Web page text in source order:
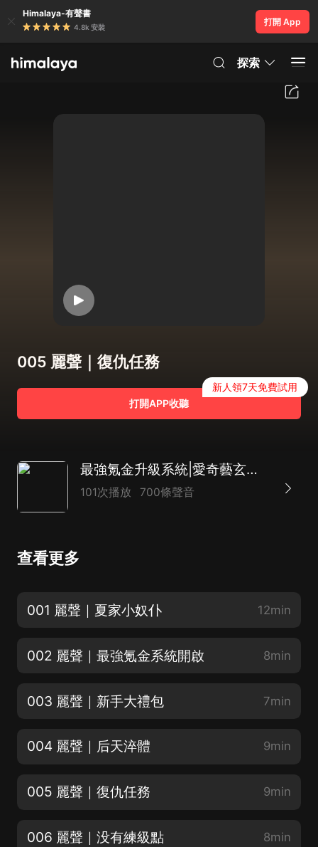
Himalaya-有聲書
4.8k 安裝
打開 App
探索
005 麗聲｜復仇任務
打開APP收聽
新人領7天免費試用
最強氪金升級系統|愛奇藝玄幻頭部|大超領銜
101次播放 700條聲音
查看更多
001 麗聲｜夏家小奴仆 12min
002 麗聲｜最強氪金系統開啟 8min
003 麗聲｜新手大禮包 7min
004 麗聲｜后天淬體 9min
005 麗聲｜復仇任務 9min
006 麗聲｜没有練級點 8min